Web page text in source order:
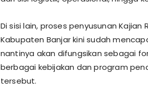
​Di sisi lain, proses penyusunan Kajian
Kabupaten Banjar kini sudah
nantinya akan difungsikan sebagai
berbagai kebijakan dan program
tersebut.